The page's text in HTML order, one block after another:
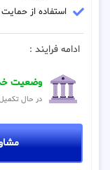
استفاده از
ادامه فرایند :
وضعیت
در حال